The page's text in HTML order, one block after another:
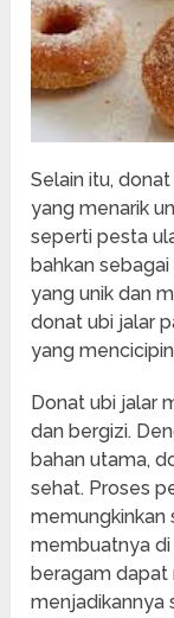
Selain itu,
yang menarik
seperti pesta
bahkan
yang unik dan
donat ubi jalar
yang
Donat ubi jalar
dan bergizi.
bahan utama,
sehat. Proses
memungkinkan
membuatnya di
beragam dapat
menjadikannya